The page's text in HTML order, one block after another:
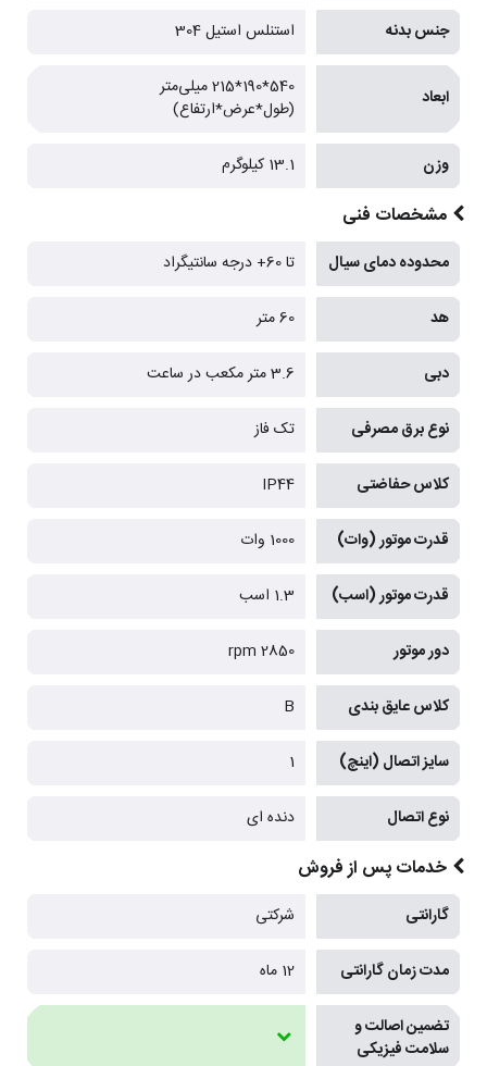
جنس بدنه استنلس استیل 304
ابعاد
540*190*215 میلی‌متر
(طول*عرض*ارتفاع)
وزن 13.1 کیلوگرم
مشخصات فنی
محدوده دمای سیال تا 60+ درجه سانتیگراد
هد 60 متر
دبی 3.6 متر مکعب در ساعت
نوع برق مصرفی تک فاز
کلاس حفاضتی IP44
قدرت موتور (وات) 1000 وات
قدرت موتور (اسب) 1.3 اسب
دور موتور 2850 rpm
کلاس عایق بندی B
سایز اتصال (اینچ) 1
نوع اتصال دنده ای
خدمات پس از فروش
گارانتی شرکتی
مدت زمان گارانتی 12 ماه
تضمین اصالت و
سلامت فیزیکی